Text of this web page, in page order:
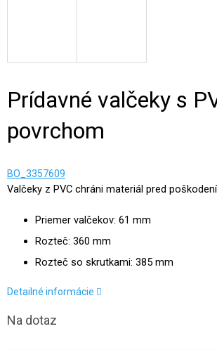
Prídavné valčeky s
povrchom
BO_3357609
Valčeky z PVC chráni materiál pred
Priemer valčekov: 61 mm
Rozteč: 360 mm
Rozteč so skrutkami: 385 mm
Detailné informácie
Na dotaz